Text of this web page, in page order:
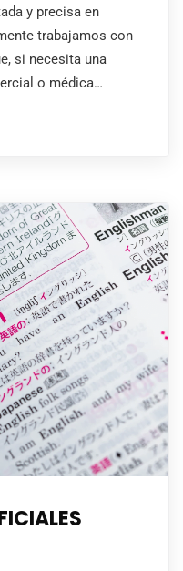
y precisa en
trabajamos con
si necesita una
o médica…